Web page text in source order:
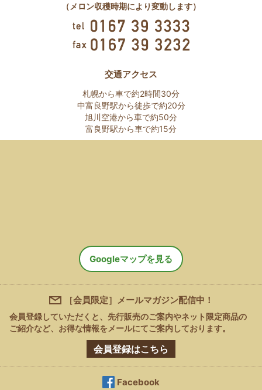
（メロン収穫時期により変動します）
Googleマップを見る
交通アクセス
札幌から車で約2時間30分
中富良野駅から徒歩で約20分
旭川空港から車で約50分
富良野駅から車で約15分
［会員限定］メールマガジン配信中！
会員登録していただくと、先行販売のご案内やネット限定商品の
ご紹介など、 お得な情報をメールにてご案内しております。
会員登録はこちら
Facebook